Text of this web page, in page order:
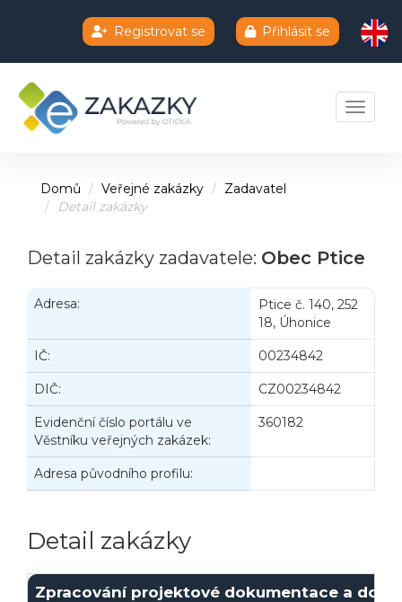
Registrovat se Přihlásit se
Toggle
Domů Veřejné zakázky
Zadavatel
Detail zakázky
Detail zakázky zadavatele: Obec Ptice
Adresa:
Ptice č. 140, 252
18, Úhonice
IČ: 00234842
DIČ: CZ00234842
Evidenční číslo portálu ve
Věstníku veřejných zakázek:
360182
Adresa původního profilu:
Detail zakázky
Zpracování projektové dokumentace a
Chatbot e-zakazky